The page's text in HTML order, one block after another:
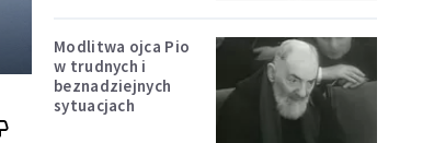
Modlitwa ojca Pio
w trudnych i
beznadziejnych
sytuacjach